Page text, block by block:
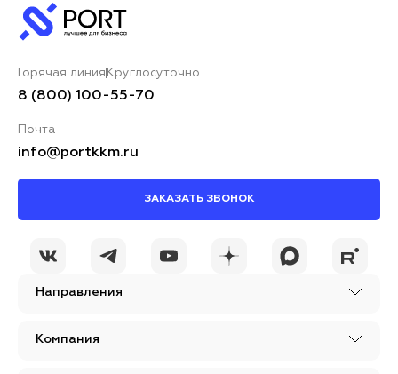
Направления
Компания
Горячая линия Круглосуточно
8 (800) 100-55-70
Почта
info@portkkm.ru
ЗАКАЗАТЬ ЗВОНОК